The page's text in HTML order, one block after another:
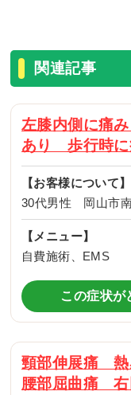
関連記事
左膝内側に痛
あり 歩行時に
【お客様について】
30代男性 岡山市
【メニュー】
自費施術、EMS
この症状が
頸部伸展痛
腰部屈曲痛